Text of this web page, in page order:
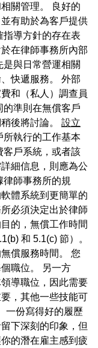
關管理。 良好的
有助於為客戶提供
導方針的存在表
在律師事務所內部
與日常營運相關
快遞服務。 外部
和（私人）調查員
的準則在無償客戶
後將討論。 設立
所執行的工作基本
客戶系統，或者該
細信息，則應為公
師事務所的規
體系統到更簡單的
必須決定出於律師
的，無償工作時間
和 5.1(c) 節）。
償服務時間。 您
職位。 另一方
導職位，因此需要
，其他一些技能可
一份寫得好的履歷
下深刻的印象，但
的潛在雇主感到疲